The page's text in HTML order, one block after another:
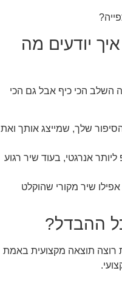
יודעים מה
השלב הכי כיף אבל גם הכי
שלך, שמייצג אותך ואת
אנרגטי, בעוד שיר רגוע
שיר מקורי שהוקלט
ההבדל?
רוצה תוצאה מקצועית באמת